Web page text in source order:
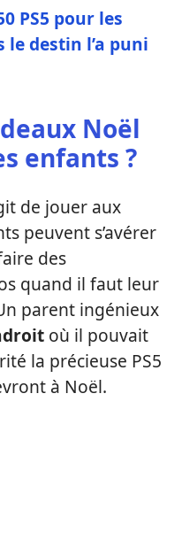
PS5 pour les
destin l’a puni
Noël
enfants ?
de jouer aux
peuvent s’avérer
des
quand il faut leur
parent ingénieux
où il pouvait
la précieuse PS5
à Noël.